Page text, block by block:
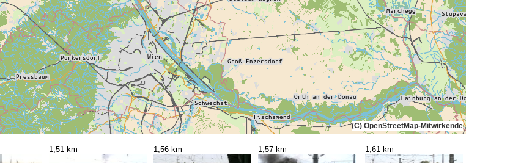
(C) OpenStreetMap-Mitwirkende
1,51 km 1,56 km 1,57 km 1,61 km